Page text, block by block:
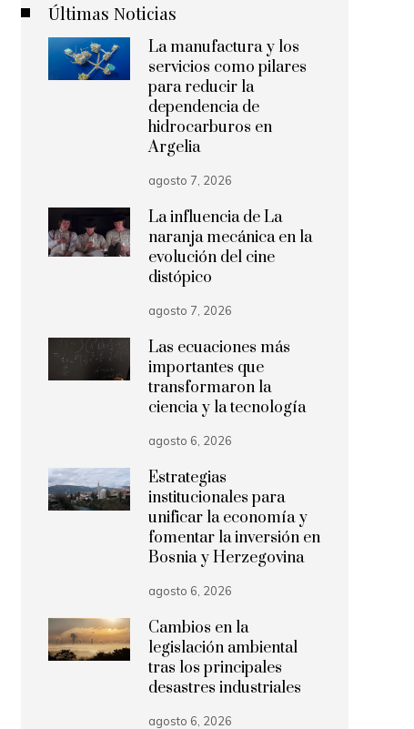
Últimas Noticias
La manufactura y los
servicios como pilares
para reducir la
dependencia de
hidrocarburos en
Argelia
agosto 7, 2026
La influencia de La
naranja mecánica en la
evolución del cine
distópico
agosto 7, 2026
Las ecuaciones más
importantes que
transformaron la
ciencia y la tecnología
agosto 6, 2026
Estrategias
institucionales para
unificar la economía y
fomentar la inversión en
Bosnia y Herzegovina
agosto 6, 2026
Cambios en la
legislación ambiental
tras los principales
desastres industriales
agosto 6, 2026